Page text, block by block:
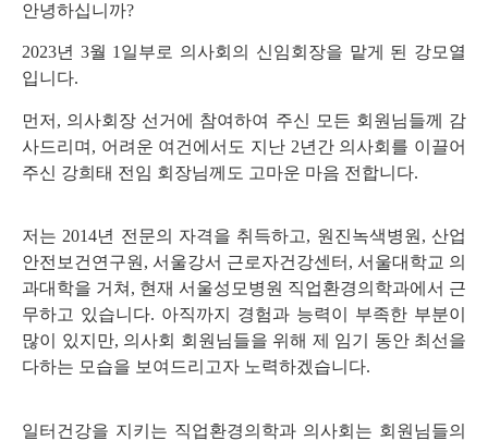
안녕하십니까?
2023년 3월 1 일부로 의사회의 신임회장을 맡게 된 강모열
입니다.
먼저 , 의사회장 선거에 참여하여 주신 모든 회원님들께 감
사드리며 , 어려운 여건에서도 지난 2년간 의사회를 이끌어
주신 강희태 전임 회장님께도 고마운 마음 전합니다.
저는 2014년 전문의 자격을 취득하고, 원진녹색병원 ,산업
안전보건연구원 , 서울강서 근로자건강센터 , 서울대학교 의
과대학을 거쳐 , 현재 서울성모병원 직업환경의학과에서 근
무하고 있습니다. 아직까지 경험과 능력이 부족한 부분이
많이 있지만, 의사회 회원님들을 위해 제 임기 동안 최선을
다하는 모습을 보여드리고자 노력하겠습니다.
일터건강을 지키는 직업환경의학과 의사회는 회원님들의